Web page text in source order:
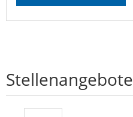
Stellenangebote